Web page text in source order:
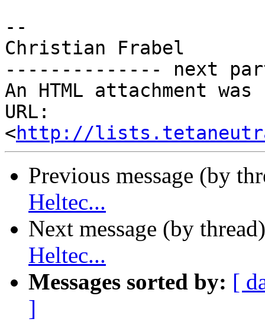
--
Christian Frabel
-------------- next
An HTML attachment
URL:
<http://
Previous message (by
Heltec...
Next message (by
Heltec...
Messages sorted by: [
]